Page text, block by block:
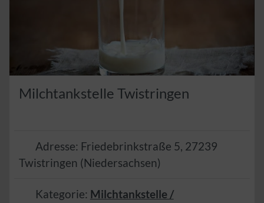
Milchtankstelle Twistringen
Adresse: Friedebrinkstraße 5, 27239
Twistringen (Niedersachsen)
Kategorie: Milchtankstelle /